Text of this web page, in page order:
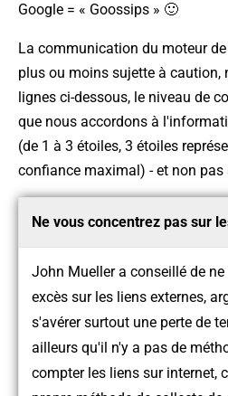
Google = « Goossips » 🙂
La communication du moteur
plus ou moins sujette à caution,
lignes ci-dessous, le niveau de
que nous accordons à
(de 1 à 3 étoiles, 3 étoiles
confiance maximal) - et non pas
Ne vous concentrez pas sur
John Mueller a conseillé de
excès sur les liens externes,
s'avérer surtout une perte de
ailleurs qu'il n'y a pas de
compter les liens sur internet,